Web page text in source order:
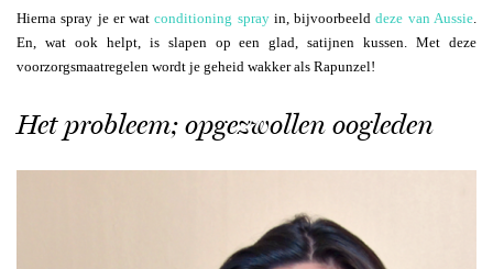
Hierna spray je er watconditioning sprayin, bijvoorbeelddeze van Aussie
En, wat ook helpt, is slapen op een glad, satijnen kussen. Met deze
voorzorgsmaatregelen wordt je geheid wakker als Rapunzel!
Het probleem; opgezwollen oogleden